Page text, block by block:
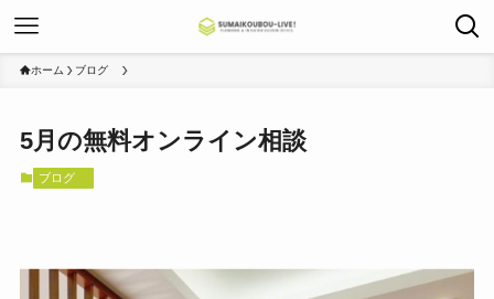
ホーム ブログ
5月の無料オンライン相談
ブログ